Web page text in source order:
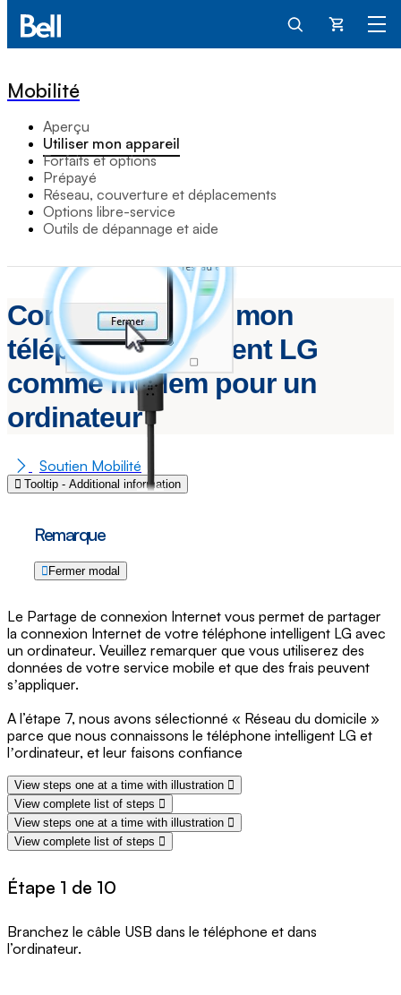
Panier
Mobilité
Aperçu
Utiliser mon appareil
Forfaits et options
Prépayé
Réseau, couverture et déplacements
Options libre-service
Outils de dépannage et aide
Comment utiliser mon
téléphone intelligent LG
comme modem pour un
ordinateur
Soutien Mobilité
Tooltip - Additional information
Remarque
Fermer modal
Le Partage de connexion Internet vous permet de partager
la connexion Internet de votre téléphone intelligent LG avec
un ordinateur. Veuillez remarquer que vous utiliserez des
données de votre service mobile et que des frais peuvent
sʼappliquer.
A l’étape 7, nous avons sélectionné « Réseau du domicile »
parce que nous connaissons le téléphone intelligent LG et
lʼordinateur, et leur faisons confiance
View steps one at a time with illustration
View complete list of steps
View steps one at a time with illustration
View complete list of steps
Étape 1 de 10
Branchez le câble USB dans le téléphone et dans
l’ordinateur.